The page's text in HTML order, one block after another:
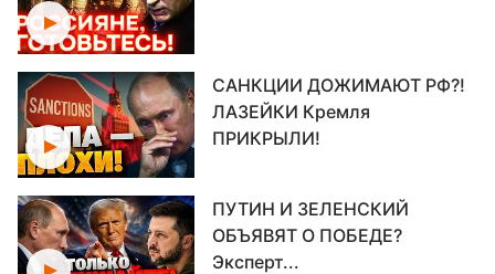
САНКЦИИ ДОЖИМАЮТ РФ?!
ЛАЗЕЙКИ Кремля
ПРИКРЫЛИ!
ПУТИН И ЗЕЛЕНСКИЙ
ОБЪЯВЯТ О ПОБЕДЕ?
Эксперт...